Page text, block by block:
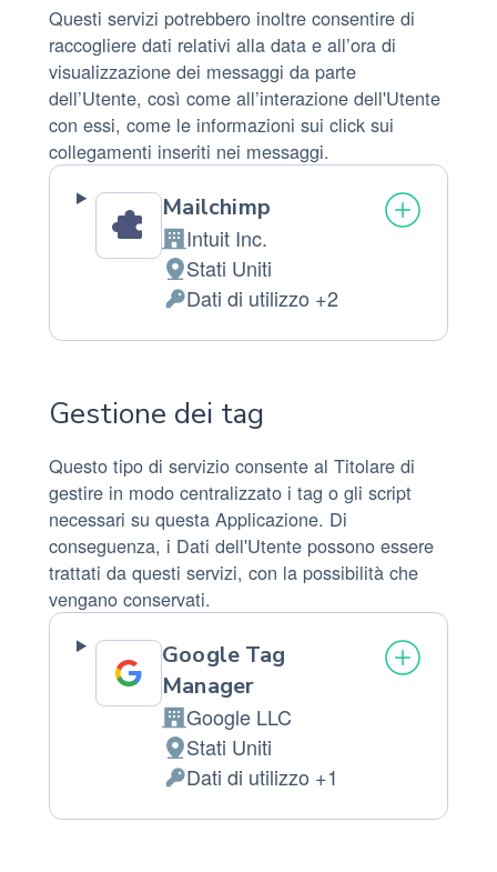
Questi servizi potrebbero inoltre consentire di
raccogliere dati relativi alla data e all’ora di
visualizzazione dei messaggi da parte
dell’Utente, così come all’interazione dell'Utente
con essi, come le informazioni sui click sui
collegamenti inseriti nei messaggi.
Mailchimp
Azienda:
Intuit Inc.
Luogo
del
trattamento:
Stati Uniti
Dati
Personali
Dati di utilizzo +2
Gestione dei tag
Questo tipo di servizio consente al Titolare di
gestire in modo centralizzato i tag o gli script
necessari su questa Applicazione. Di
conseguenza, i Dati dell'Utente possono essere
trattati da questi servizi, con la possibilità che
vengano conservati.
Google Tag
Manager
Azienda:
Google LLC
Luogo
del
trattamento:
Stati Uniti
Dati
Personali
Dati di utilizzo +1